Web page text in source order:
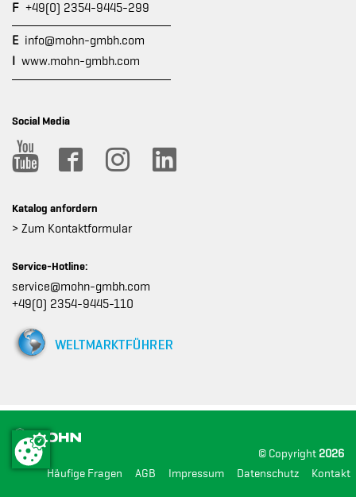
F +49(0) 2354-9445-299
E info@mohn-gmbh.com
I www.mohn-gmbh.com
Social Media
Katalog anfordern
> Zum Kontaktformular
Service-Hotline:
service@mohn-gmbh.com
+49(0) 2354-9445-110
© Copyright 2026
Häufige Fragen
AGB Impressum Datenschutz Kontakt